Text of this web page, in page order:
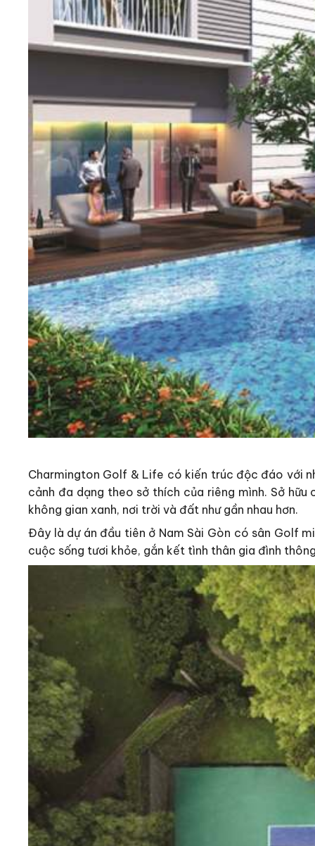
Charmington Golf & Life có kiến trúc độc đáo với
cảnh đa dạng theo sở thích của riêng mình. Sở
không gian xanh, nơi trời và đất như gần nhau hơn.
Đây là dự án đầu tiên ở Nam Sài Gòn có sân Golf
cuộc sống tươi khỏe, gắn kết tình thân gia đình